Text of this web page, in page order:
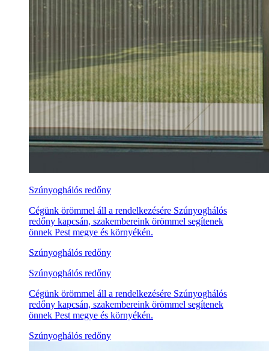
Szúnyoghálós redőny
Cégünk örömmel áll a rendelkezésére Szúnyoghálós
redőny kapcsán, szakembereink örömmel segítenek
önnek Pest megye és környékén.
Szúnyoghálós redőny
Szúnyoghálós redőny
Cégünk örömmel áll a rendelkezésére Szúnyoghálós
redőny kapcsán, szakembereink örömmel segítenek
önnek Pest megye és környékén.
Szúnyoghálós redőny